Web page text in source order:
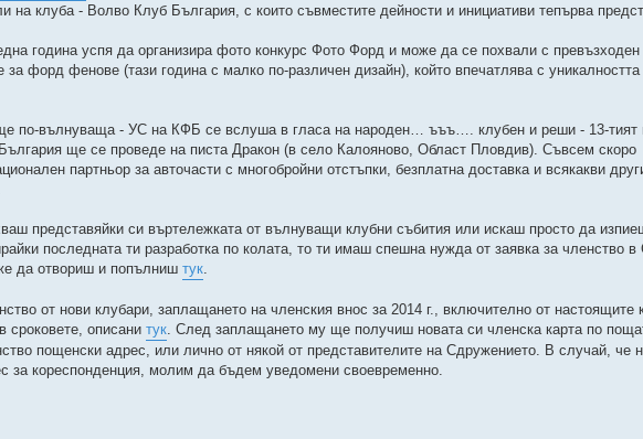
на клуба - Волво Клуб България, с които съвместите дейности и инициативи тепърва
година успя да организира фото конкурс Фото Форд и може да се похвали с превъзходен
форд фенове (тази година с малко по-различен дизайн), който впечатлява с уникалността
по-вълнуваща - УС на КФБ се вслуша в гласа на народен… ъъъ…. клубен и реши - 13-тият
ще се проведе на писта Дракон (в село Калояново, Област Пловдив). Съвсем скоро
партньор за авточасти с многобройни отстъпки, безплатна доставка и всякакви
представяйки си въртележката от вълнуващи клубни събития или искаш просто да
последната ти разработка по колата, то ти имаш спешна нужда от заявка за членство
да отвориш и попълниш тук
от нови клубари, заплащането на членския внос за 2014 г., включително от настоящите
сроковете, описани тук . След заплащането му ще получиш новата си членска карта по
пощенски адрес, или лично от някой от представителите на Сдружението. В случай, че
за кореспонденция, молим да бъдем уведомени своевременно.